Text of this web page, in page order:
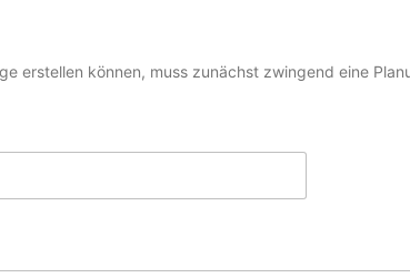
erstellen können, muss zunächst zwingend eine